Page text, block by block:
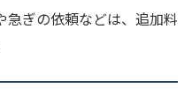
急ぎの依頼などは、追加料